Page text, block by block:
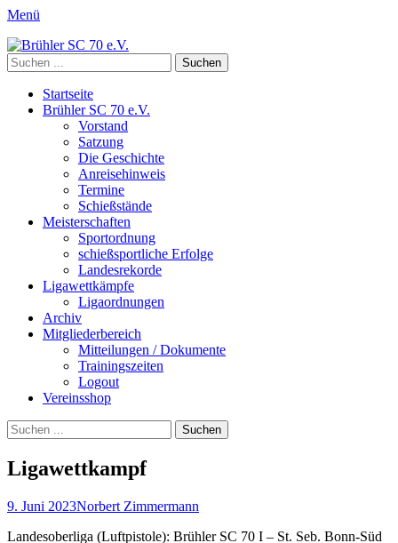
Menü
Brühler SC 70 e.V.
Mitglied des Rheinischen Schützenbundes e.v. 1872 und des
Deutschen Schützenbundes e.V.
Suchen
nach:
Primäres
Menü
Zum
Inhalt
Startseite
Brühler SC 70 e.V.
Vorstand
Satzung
Die Geschichte
Anreisehinweis
Termine
Schießstände
Meisterschaften
Sportordnung
schießsportliche Erfolge
Landesrekorde
Ligawettkämpfe
Ligaordnungen
Archiv
Mitgliederbereich
Mitteilungen / Dokumente
Trainingszeiten
Logout
Vereinsshop
Suchen
Suchen
nach:
Ligawettkampf
Veröffentlicht
9. Juni 2023Autor
Norbert Zimmermann
Landesoberliga (Luftpistole): Brühler SC 70 I – St. Seb. Bonn-Süd